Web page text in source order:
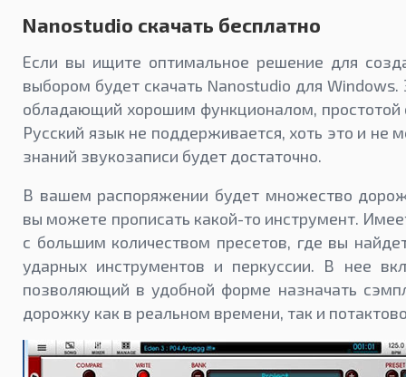
Nanostudio скачать бесплатно
Если вы ищите оптимальное решение для
выбором будет скачать Nanostudio для Windows.
обладающий хорошим функционалом, простотой
Русский язык не поддерживается, хоть это и не
знаний звукозаписи будет достаточно.
В вашем распоряжении будет множество
вы можете прописать какой-то инструмент.
с большим количеством пресетов, где вы
ударных инструментов и перкуссии. В нее
позволяющий в удобной форме назначать
дорожку как в реальном времени, так и